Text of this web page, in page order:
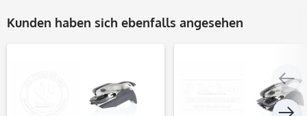
Kunden haben sich ebenfalls angesehen